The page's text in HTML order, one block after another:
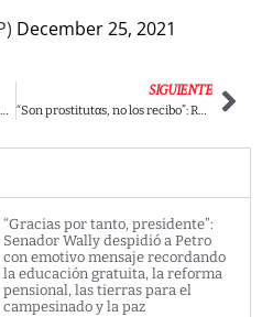
December 25, 2021
Video: Margarita Rosa recuerda la columna en contra de Sarmiento Ángulo que provocó su salida de El Tiempo.
SIGUIENTE
“Son prostitutαs, no los recibo”: Rodolfo Hernández se las cantó a Barguil y otros candidatos
“Gracias por tanto, presidente”:
Senador Wally despidió a Petro
con emotivo mensaje recordando
la educación gratuita, la reforma
pensional, las tierras para el
campesinado y la paz